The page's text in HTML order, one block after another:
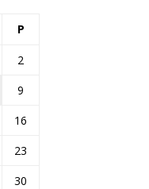
P
2
9
16
23
30